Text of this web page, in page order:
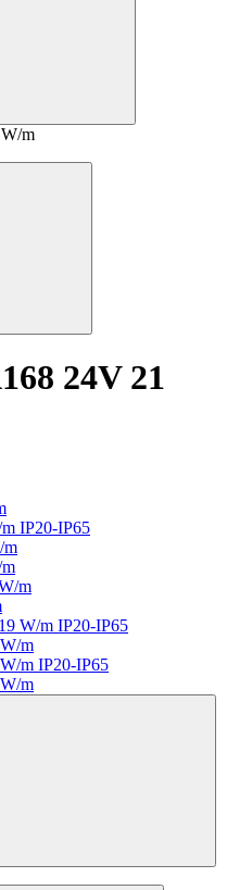
m
24V 21
IP20-IP65
m
m
W/m IP20-IP65
m
m IP20-IP65
m